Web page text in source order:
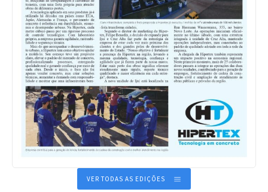
VER TODAS AS EDIÇÕES